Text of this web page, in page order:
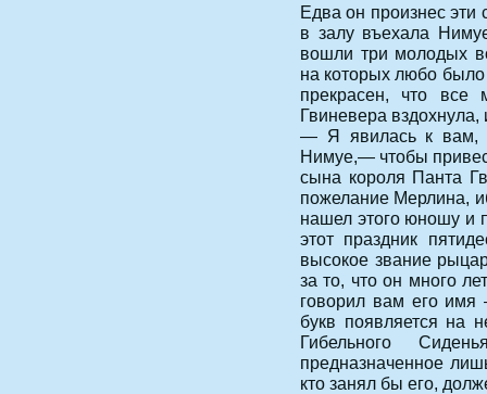
Едва он произнес эти
в залу въехала
вошли три молодых
на которых любо
прекрасен, что все
Гвиневера
— Я явилась к вам,
Нимуе,— чтобы
сына короля Панта
пожелание Мерлина,
нашел этого юношу и
этот праздник
высокое звание
за то, что он много
говорил вам его имя
букв появляется на
Гибельного
предназначенное
кто занял бы его,